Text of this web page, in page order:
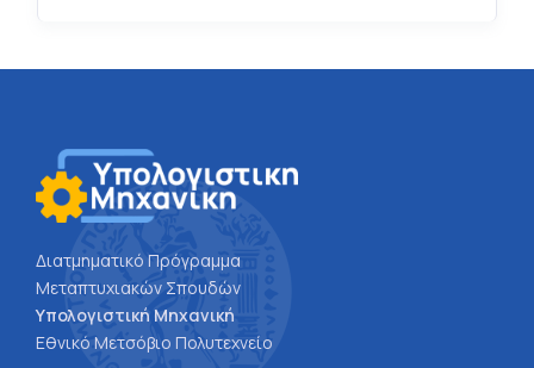
Διατμηματικό Πρόγραμμα
Μεταπτυχιακών Σπουδών
Υπολογιστική Μηχανική
Εθνικό Μετσόβιο Πολυτεχνείο